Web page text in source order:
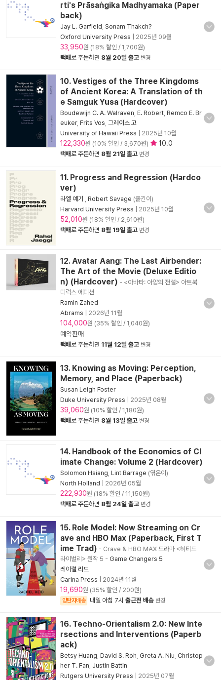
rti's Prāsaṅgika Madhyamaka (Paper
back)
Jay L. Garfield Sonam Thakch?
Oxford University Press
2025년 09월
33,950원 (18% 할인 / 1,700원)
택배로 주문하면 8월 20일 출고 변경
10. Vestiges of the Three Kingdoms
of Ancient Korea: A Translation of th
e Samguk Yusa (Hardcover)
Boudewijn C. A. Walraven E. Robert Remco E. Br
euker, Frits Vos 그레이스 고
University of Hawaii Press
2025년 10월
122,330원 (10% 할인 / 3,670원) 10.0
택배로 주문하면 8월 21일 출고 변경
11. Progress and Regression (Hardco
ver)
라엘 예기 Robert Savage (옮긴이)
Harvard University Press
2025년 10월
52,010원 (18% 할인 / 2,610원)
택배로 주문하면 8월 19일 출고 변경
12. Avatar Aang: The Last Airbender:
The Art of the Movie (Deluxe Editio
n) (Hardcover) - <아바타: 아앙의 전설> 아트북
디럭스 에디션
Ramin Zahed
Abrams
2026년 11월
104,000원 (35% 할인 / 1,040원)
예약판매
택배로 주문하면 11월 12일 출고 변경
13. Knowing as Moving: Perception,
Memory, and Place (Paperback)
Susan Leigh Foster
Duke University Press
2025년 08월
39,060원 (10% 할인 / 1,180원)
택배로 주문하면 8월 13일 출고 변경
14. Handbook of the Economics of Cl
imate Change: Volume 2 (Hardcover)
Solomon Hsiang Lint Barrage (엮은이)
North Holland
2026년 05월
222,930원 (18% 할인 / 11,150원)
택배로 주문하면 8월 24일 출고 변경
15. Role Model: Now Streaming on Cr
ave and HBO Max (Paperback, First T
ime Trad) - Crave & HBO MAX 드라마 <히티드
라이벌리> 원작 5 - Game Changers 5
레이철 리드
Carina Press
2024년 11월
19,690원 (35% 할인 / 200원)
양탄자배송 내일 아침 7시 출근전 배송 변경
16. Techno-Orientalism 2.0: New Inte
rsections and Interventions (Paperb
ack)
Betsy Huang David S. Roh Greta A. Niu Christop
her T. Fan Justin Battin
Rutgers University Press
2025년 07월